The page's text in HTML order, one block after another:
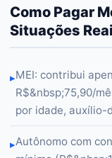
Como Pagar
Situações
▸MEI: contribui
R$&nbsp;75,90/
por idade, auxílio-
▸Autônomo com